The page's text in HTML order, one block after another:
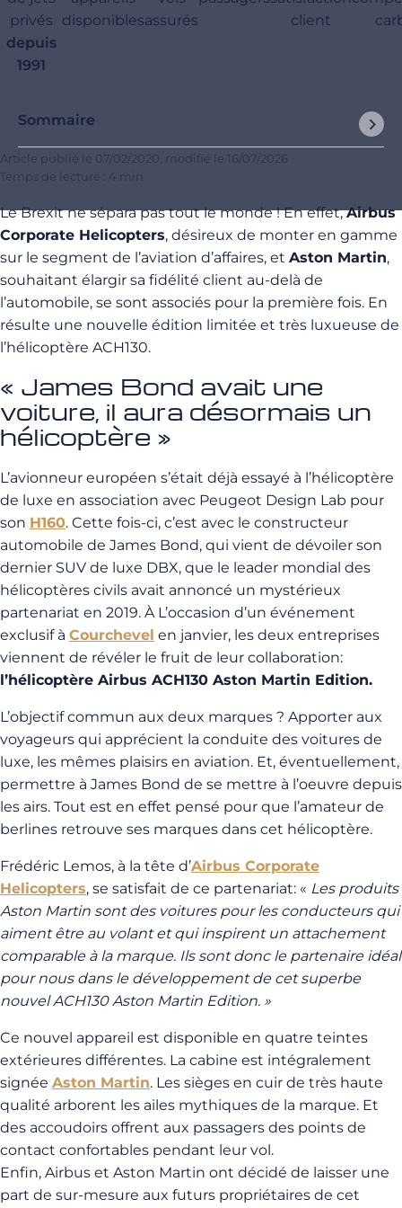
privés
depuis
1991
disponiblesassurés
client
Sommaire
Article publié le 07/02/2020 , modifié le 16/07/2026
Temps de lecture : 4 min
Le Brexit ne sépara pas tout le monde ! En effet,Airbus
Corporate Helicopters, désireux de monter en gamme
sur le segment de l’aviation d’affaires, et Aston Martin,
souhaitant élargir sa fidélité client au-delà de
l’automobile, se sont associés pour la première fois. En
résulte une nouvelle édition limitée et très luxueuse de
l’hélicoptère ACH130.
« James Bond avait une
voiture, il aura désormais un
hélicoptère »
L’avionneur européen s’était déjà essayé à l’hélicoptère
de luxe en association avec Peugeot Design Lab pour
son H160. Cette fois-ci, c’est avec le constructeur
automobile de James Bond, qui vient de dévoiler son
dernier SUV de luxe DBX, que le leader mondial des
hélicoptères civils avait annoncé un mystérieux
partenariat en 2019. À L’occasion d’un événement
exclusif à Courchevel en janvier, les deux entreprises
viennent de révéler le fruit de leur collaboration:
l’hélicoptère Airbus ACH130 Aston Martin Edition.
L’objectif commun aux deux marques ? Apporter aux
voyageurs qui apprécient la conduite des voitures de
luxe, les mêmes plaisirs en aviation. Et, éventuellement,
permettre à James Bond de se mettre à l’oeuvre depuis
les airs. Tout est en effet pensé pour que l’amateur de
berlines retrouve ses marques dans cet hélicoptère.
Frédéric Lemos, à la tête d’Airbus Corporate
Helicopters, se satisfait de ce partenariat: « Les produits
Aston Martin sont des voitures pour les conducteurs qui
aiment être au volant et qui inspirent un attachement
comparable à la marque. Ils sont donc le partenaire idéal
pour nous dans le développement de cet superbe
nouvel ACH130 Aston Martin Edition. »
Ce nouvel appareil est disponible en quatre teintes
extérieures différentes. La cabine est intégralement
signée Aston Martin. Les sièges en cuir de très haute
qualité arborent les ailes mythiques de la marque. Et
des accoudoirs offrent aux passagers des points de
contact confortables pendant leur vol.
Enfin, Airbus et Aston Martin ont décidé de laisser une
part de sur-mesure aux futurs propriétaires de cet